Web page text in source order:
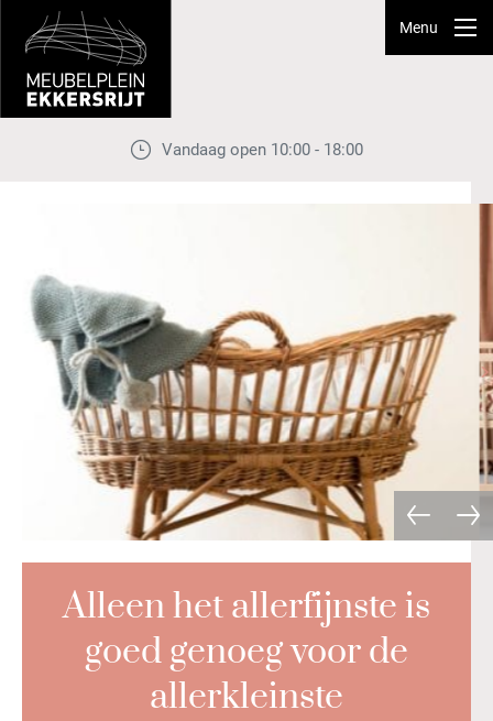
Menu
Vandaag open 10:00 - 18:00
Alleen het allerfijnste is
goed genoeg voor de
allerkleinste